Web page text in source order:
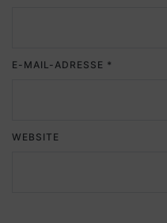
E-MAIL-ADRESSE *
WEBSITE